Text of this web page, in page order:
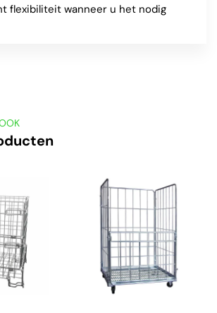
flexibiliteit wanneer u het nodig